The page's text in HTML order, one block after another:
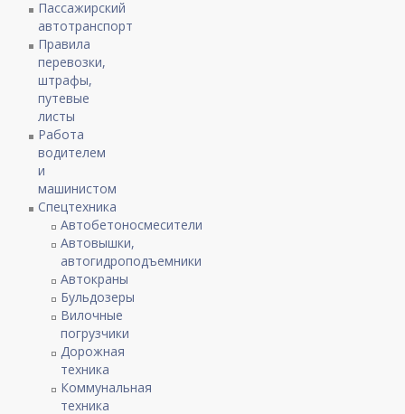
Пассажирский
автотранспорт
Правила
перевозки,
штрафы,
путевые
листы
Работа
водителем
и
машинистом
Спецтехника
Автобетоносмесители
Автовышки,
автогидроподъемники
Автокраны
Бульдозеры
Вилочные
погрузчики
Дорожная
техника
Коммунальная
техника